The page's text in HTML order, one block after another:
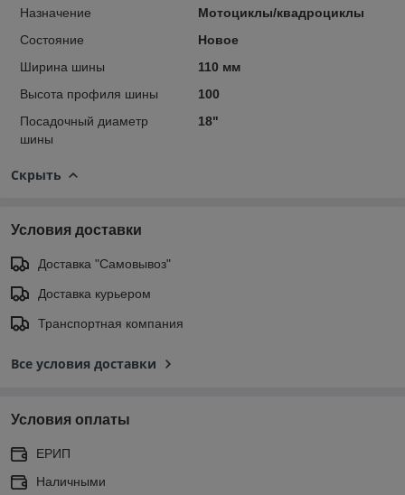
Назначение
Мотоциклы/квадроциклы
Состояние
Новое
Ширина шины
110 мм
Высота профиля шины
100
Посадочный диаметр
шины
18"
Скрыть
Условия доставки
Доставка "Самовывоз"
Доставка курьером
Транспортная компания
Все условия доставки
Условия оплаты
ЕРИП
Наличными